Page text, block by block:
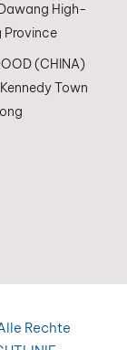
High-
Province
(CHINA)
Town
Rechte